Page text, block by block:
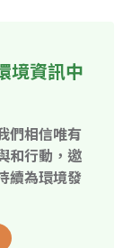
境資訊中
們相信唯有
和行動，邀
續為環境發